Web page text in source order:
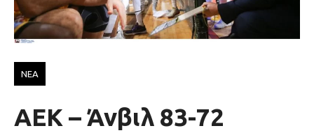
ΝΕΑ
ΑΕΚ – Άνβιλ 83-72